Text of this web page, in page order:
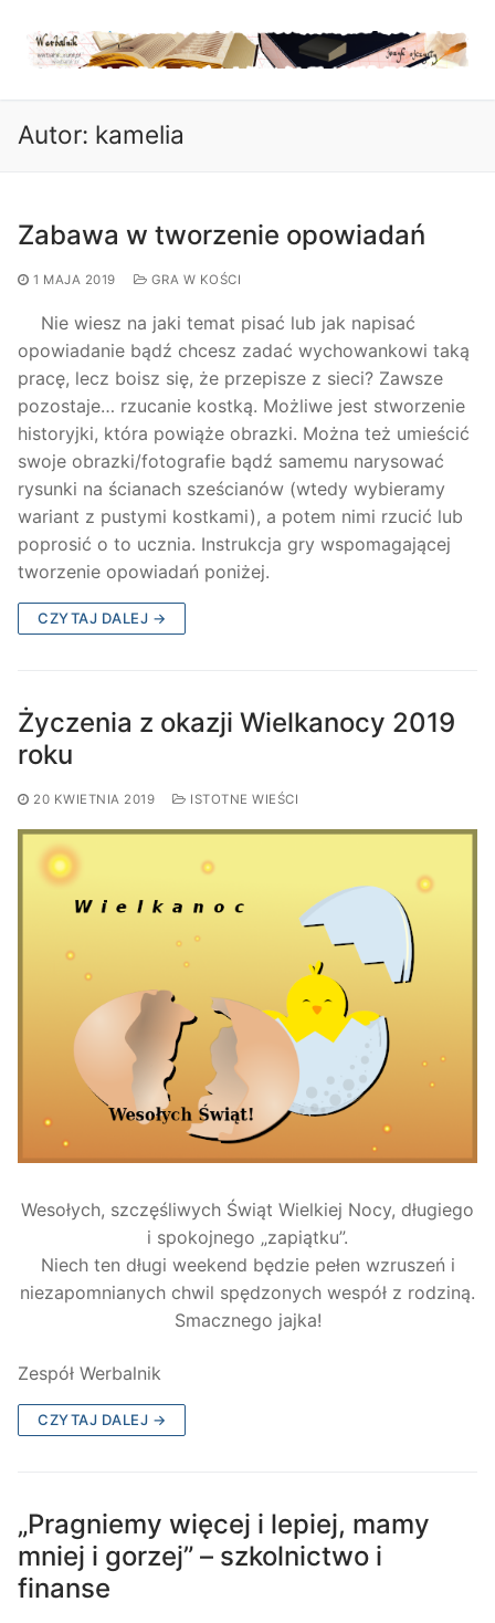
treści
Autor: kamelia
Zabawa w tworzenie opowiadań
1 MAJA 2019 GRA W KOŚCI
Nie wiesz na jaki temat pisać lub jak napisać
opowiadanie bądź chcesz zadać wychowankowi taką
pracę, lecz boisz się, że przepisze z sieci? Zawsze
pozostaje… rzucanie kostką. Możliwe jest stworzenie
historyjki, która powiąże obrazki. Można też umieścić
swoje obrazki/fotografie bądź samemu narysować
rysunki na ścianach sześcianów (wtedy wybieramy
wariant z pustymi kostkami), a potem nimi rzucić lub
poprosić o to ucznia. Instrukcja gry wspomagającej
tworzenie opowiadań poniżej.
CZYTAJ DALEJ →
Życzenia z okazji Wielkanocy 2019
roku
20 KWIETNIA 2019 ISTOTNE WIEŚCI
Wesołych, szczęśliwych Świąt Wielkiej Nocy, długiego
i spokojnego „zapiątku”.
Niech ten długi weekend będzie pełen wzruszeń i
niezapomnianych chwil spędzonych wespół z rodziną.
Smacznego jajka!
Zespół Werbalnik
CZYTAJ DALEJ →
„Pragniemy więcej i lepiej, mamy
mniej i gorzej” – szkolnictwo i
finanse